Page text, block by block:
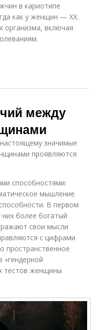
в кариотипе
как у женщин — XX.
организма, включая
между
значимые
проявляются
способностями:
мышление
В первом
более богатый
свои мысли
с цифрами
пространственное
тестов женщины